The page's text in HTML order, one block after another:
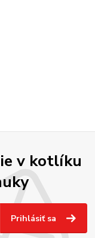
v kotlíku
Prihlásiť sa